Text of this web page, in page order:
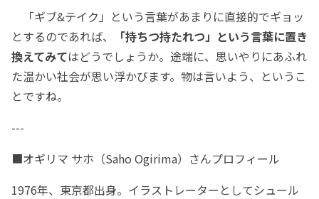
「ギブ&テイク」という言葉があまりに直接的でギョッ
とするのであれば、
「持ちつ持たれつ」という言葉に置き
換えてみてはどうでしょうか。途端に、思いやりにあふれ
た温かい社会が思い浮かびます。物は言いよう、というこ
とですね。
---
■オギリマ サホ（Saho Ogirima）さんプロフィール
1976年、東京都出身。イラストレーターとしてシュール